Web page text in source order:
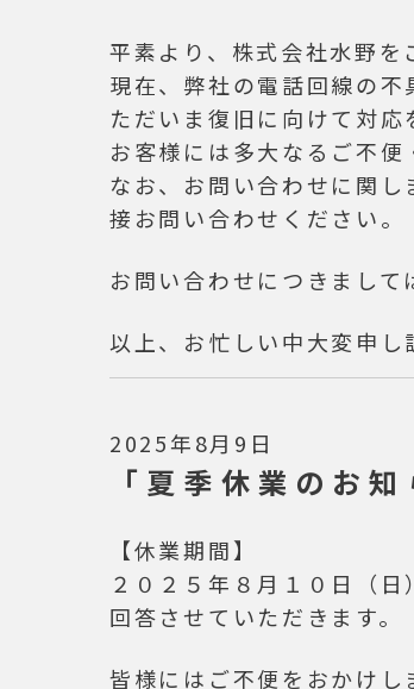
平素より、株式会社水野を
現在、弊社の電話回線の不
ただいま復旧に向けて対応
お客様には多大なるご不
なお、お問い合わせに関し
接お問い合わせください。
お問い合わせにつきまして
以上、お忙しい中大変申し
2025年8月9日
「夏季休業のお知
【休業期間】
２０２５年８月１０日（
回答させていただきます。
皆様にはご不便をおかけし